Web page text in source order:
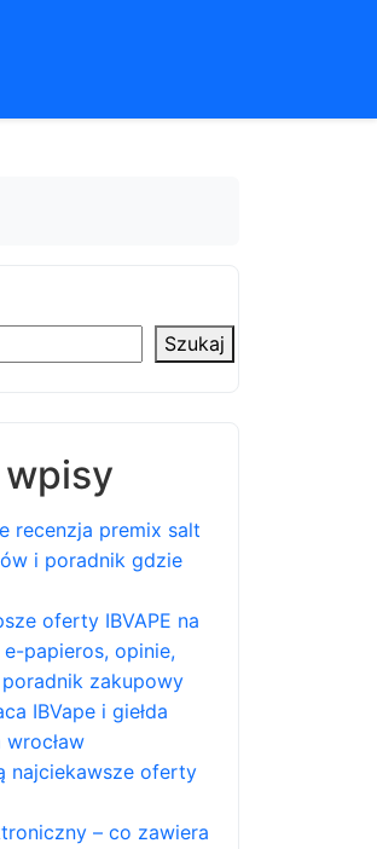
Szukaj
recenzja premix salt
i poradnik gdzie
oferty IBVAPE na
papieros, opinie,
zakupowy
IBVape i giełda
najciekawsze oferty
– co zawiera